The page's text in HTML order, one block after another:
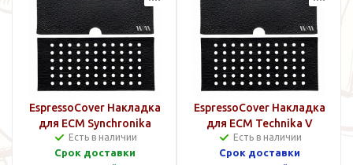
EspressoCover Накладка
для ECM Synchronika
Есть в наличии
Срок доставки
EspressoCover Накладка
для ECM Technika V
Есть в наличии
Срок доставки